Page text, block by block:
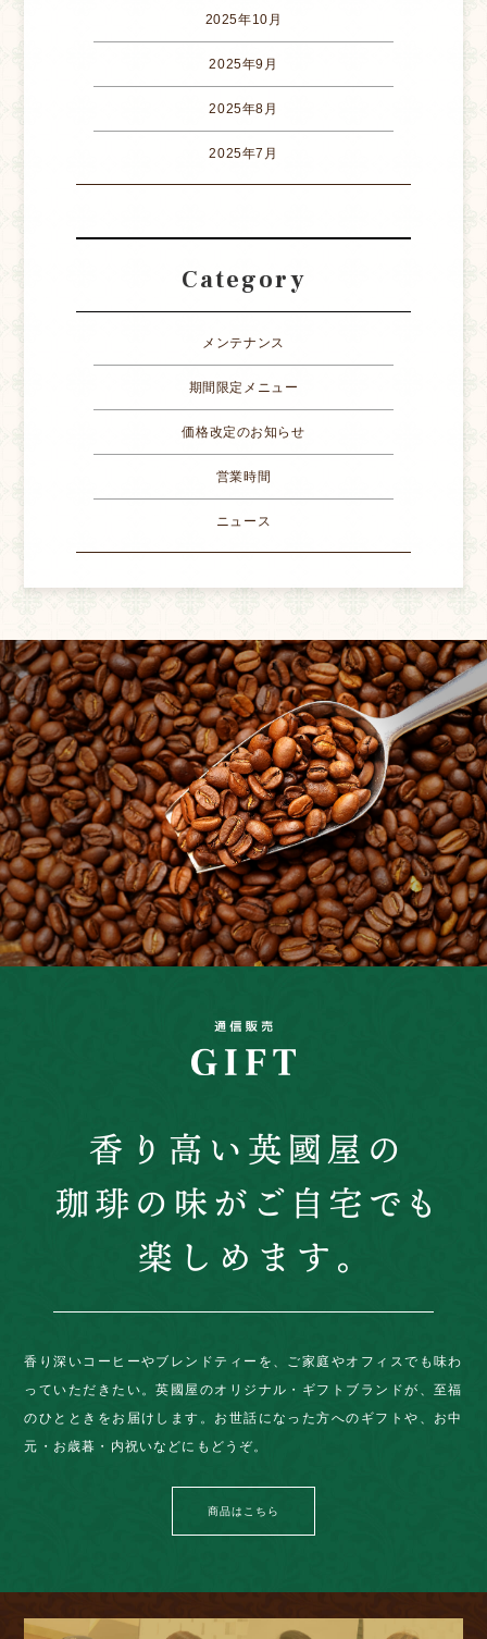
2025年10月
2025年9月
2025年8月
2025年7月
Category
メンテナンス
期間限定メニュー
価格改定のお知らせ
営業時間
ニュース
香り深いコーヒーやブレンドティーを、ご家庭やオフィスでも味わ
っていただきたい。英國屋のオリジナル・ギフトブランドが、至福
のひとときをお届けします。お世話になった方へのギフトや、お中
元・お歳暮・内祝いなどにもどうぞ。
商品はこちら